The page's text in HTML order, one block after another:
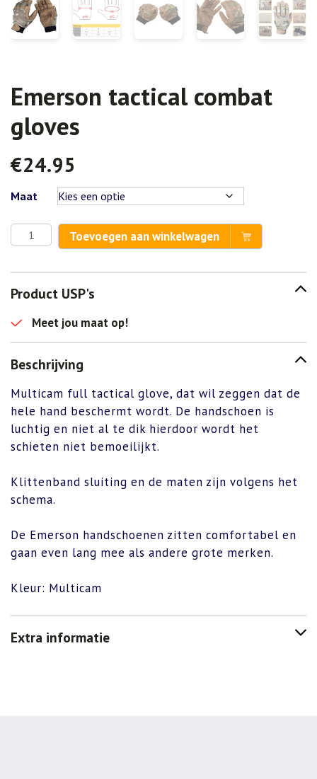
Emerson tactical combat
gloves
€24.95
Maat
Emerson
tactical
aantal
Toevoegen aan winkelwagen
Product USP's
Meet jou maat op!
Beschrijving
Multicam full tactical glove, dat wil zeggen dat de
hele hand beschermt wordt. De handschoen is
luchtig en niet al te dik hierdoor wordt het
schieten niet bemoeilijkt.
Klittenband sluiting en de maten zijn volgens het
schema.
De Emerson handschoenen zitten comfortabel en
gaan even lang mee als andere grote merken.
Kleur: Multicam
Extra informatie